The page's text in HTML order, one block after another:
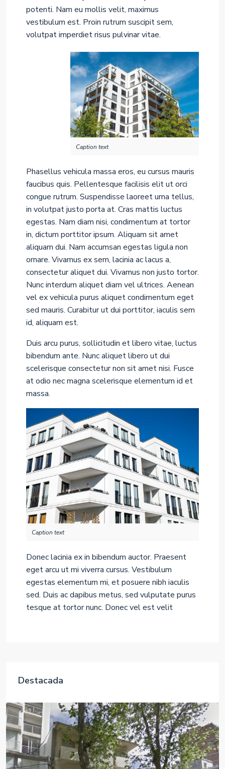
potenti. Nam eu mollis velit, maximus
vestibulum est. Proin rutrum suscipit sem,
volutpat imperdiet risus pulvinar vitae.
Caption text
Phasellus vehicula massa eros, eu cursus mauris
faucibus quis. Pellentesque facilisis elit ut orci
congue rutrum. Suspendisse laoreet urna tellus,
in volutpat justo porta at. Cras mattis luctus
egestas. Nam diam nisi, condimentum at tortor
in, dictum porttitor ipsum. Aliquam sit amet
aliquam dui. Nam accumsan egestas ligula non
ornare. Vivamus ex sem, lacinia ac lacus a,
consectetur aliquet dui. Vivamus non justo tortor.
Nunc interdum aliquet diam vel ultrices. Aenean
vel ex vehicula purus aliquet condimentum eget
sed mauris. Curabitur ut dui porttitor, iaculis sem
id, aliquam est.
Duis arcu purus, sollicitudin et libero vitae, luctus
bibendum ante. Nunc aliquet libero ut dui
scelerisque consectetur non sit amet nisi. Fusce
at odio nec magna scelerisque elementum id et
massa.
Caption text
Donec lacinia ex in bibendum auctor. Praesent
eget arcu ut mi viverra cursus. Vestibulum
egestas elementum mi, et posuere nibh iaculis
sed. Duis ac dapibus metus, sed vulputate purus
tesque at tortor nunc. Donec vel est velit
Destacada